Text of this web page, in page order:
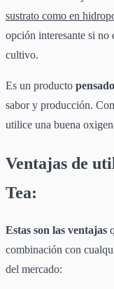
sustrato como en
opción interesante si no
cultivo.
Es un producto
sabor y producción.
utilice una buena
Ventajas de
Tea:
Estas son las ventajas
combinación con
del mercado: